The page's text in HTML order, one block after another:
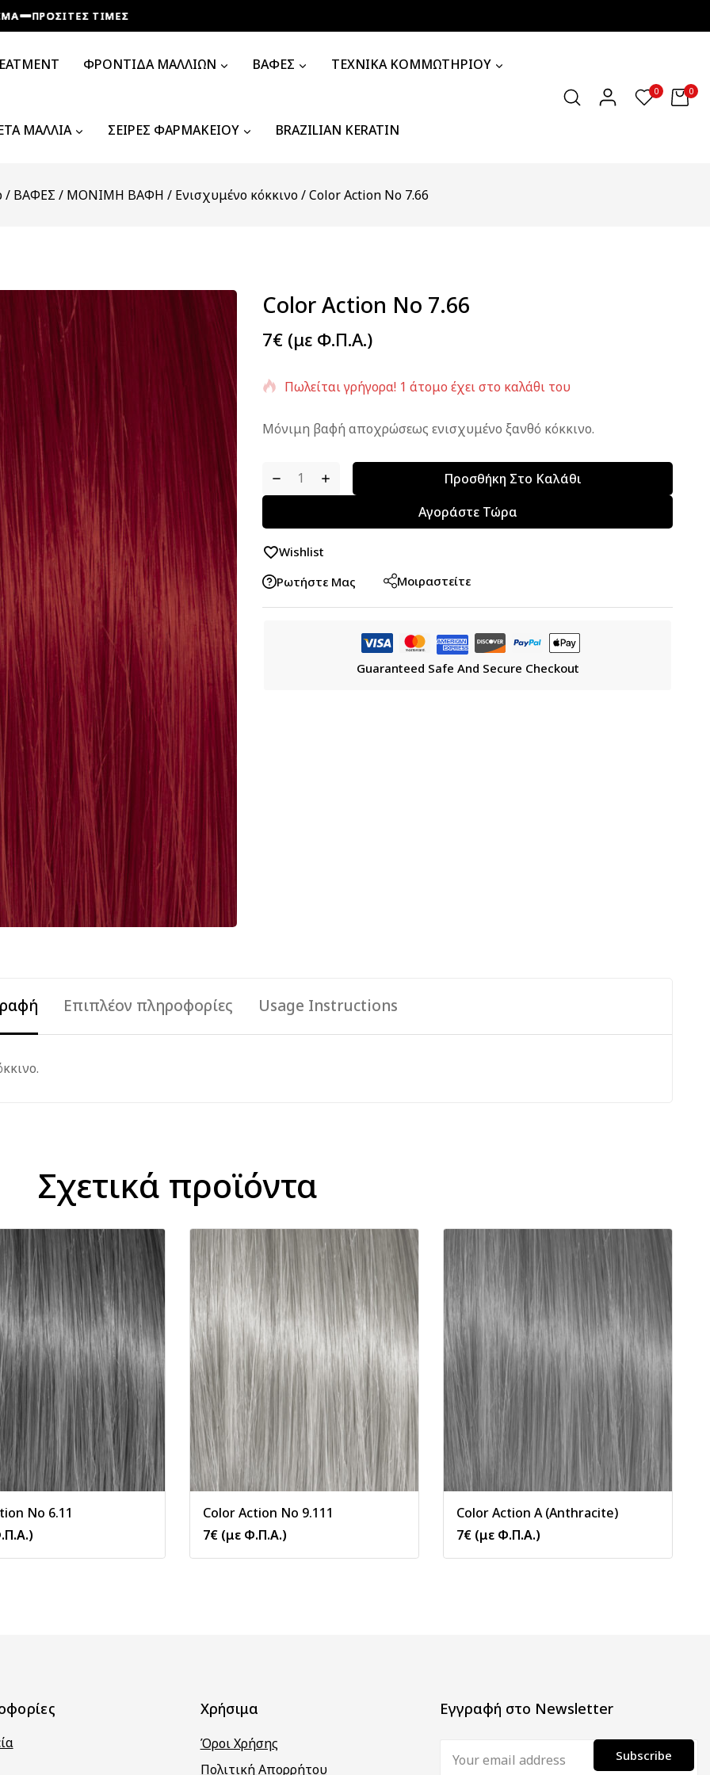
ΤΙΜΕΣ
ΤΙΜΕΣ
ΤΙΜΕΣ
ΤΙΜΕΣ
ΦΡΟΝΤΙΔΑ ΜΑΛΛΙΩΝ ΒΑΦΕΣ ΤΕΧΝΙΚΑ ΚΟΜΜΩΤΗΡΙΟΥ
ΜΑΛΛΙΑ ΣΕΙΡΕΣ ΦΑΡΜΑΚΕΙΟΥ BRAZILIAN KERATIN
0 0
/ ΒΑΦΕΣ / ΜΟΝΙΜΗ ΒΑΦΗ / Ενισχυμένο κόκκινο/Color Action No 7.66
Color Action No 7.66
7€ (με Φ.Π.Α.)
Πωλείται γρήγορα! 1 άτομο έχει στο καλάθι του
Μόνιμη βαφή αποχρώσεως ενισχυμένο ξανθό κόκκινο.
Προσθήκη Στο Καλάθι
Αγοράστε Τώρα
Wishlist
Ρωτήστε Μας
Μοιραστείτε
Guaranteed Safe And Secure Checkout
Επιπλέον πληροφορίες Usage Instructions
Σχετικά προϊόντα
No 6.11
Color Action No 9.111
7€ (με Φ.Π.Α.)
Color Action A (Anthracite)
7€ (με Φ.Π.Α.)
Χρήσιμα
Όροι Χρήσης
Πολιτική Απορρήτου
Εγγραφή στο Newsletter